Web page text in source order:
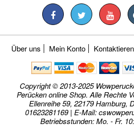
Über uns Mein Konto
Copyright © 2013-2025
Perücken online Shop. Alle Rechte
Ellenreihe 59, 22179 Hamburg,
01623281169 | E-Mail:
Betriebsstunden: Mo. - Fr.